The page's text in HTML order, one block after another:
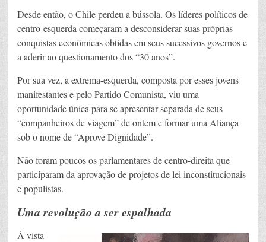
Desde então, o Chile perdeu a bússola. Os líderes políticos de
centro-esquerda começaram a desconsiderar suas próprias
conquistas econômicas obtidas em seus sucessivos governos e
a aderir ao questionamento dos “30 anos”.
Por sua vez, a extrema-esquerda, composta por esses jovens
manifestantes e pelo Partido Comunista, viu uma
oportunidade única para se apresentar separada de seus
“companheiros de viagem” de ontem e formar uma Aliança
sob o nome de “Aprove Dignidade”.
Não foram poucos os parlamentares de centro-direita que
participaram da aprovação de projetos de lei inconstitucionais
e populistas.
Uma revolução a ser espalhada
À vista